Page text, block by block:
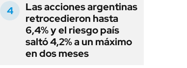
Las acciones argentinas
retrocedieron hasta
6,4% y el riesgo país
saltó 4,2% a un máximo
en dos meses